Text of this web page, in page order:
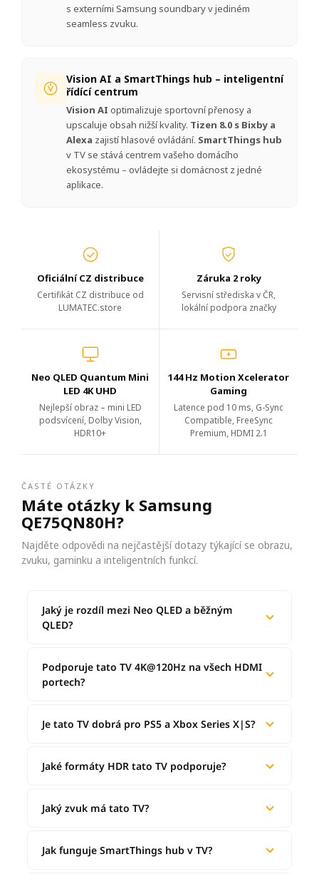
s externími Samsung soundbary v jediném
seamless zvuku.
Vision AI a SmartThings hub – inteligentní
řídící centrum
Vision AI optimalizuje sportovní přenosy a
upscaluje obsah nižší kvality. Tizen 8.0 s Bixby a
Alexa zajistí hlasové ovládání. SmartThings hub
v TV se stává centrem vašeho domácího
ekosystému – ovládejte si domácnost z jedné
aplikace.
Oficiální CZ distribuce
Certifikát CZ distribuce od
LUMATEC.store
Záruka 2 roky
Servisní střediska v ČR,
lokální podpora značky
Neo QLED Quantum Mini
LED 4K UHD
Nejlepší obraz – mini LED
podsvícení, Dolby Vision,
HDR10+
144 Hz Motion Xcelerator
Gaming
Latence pod 10 ms, G-Sync
Compatible, FreeSync
Premium, HDMI 2.1
ČASTÉ OTÁZKY
Máte otázky k Samsung
QE75QN80H?
Najděte odpovědi na nejčastější dotazy týkající se obrazu,
zvuku, gaminku a inteligentních funkcí.
Jaký je rozdíl mezi Neo QLED a běžným
QLED?
Podporuje tato TV 4K@120Hz na všech HDMI
portech?
Je tato TV dobrá pro PS5 a Xbox Series X|S?
Jaké formáty HDR tato TV podporuje?
Jaký zvuk má tato TV?
Jak funguje SmartThings hub v TV?